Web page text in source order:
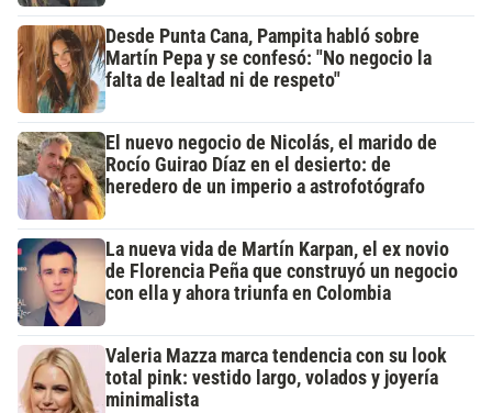
Desde Punta Cana, Pampita habló sobre
Martín Pepa y se confesó: "No negocio la
falta de lealtad ni de respeto"
El nuevo negocio de Nicolás, el marido de
Rocío Guirao Díaz en el desierto: de
heredero de un imperio a astrofotógrafo
La nueva vida de Martín Karpan, el ex novio
de Florencia Peña que construyó un negocio
con ella y ahora triunfa en Colombia
Valeria Mazza marca tendencia con su look
total pink: vestido largo, volados y joyería
minimalista